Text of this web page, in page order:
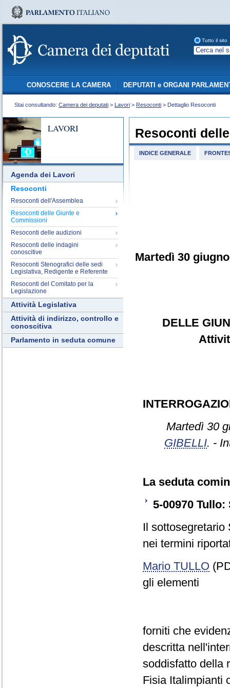
Tutto il sito
CONOSCERE LA CAMERA DEPUTATI e ORGANI
Stai consultando: Camera dei deputati > Lavori > Resoconti > Dettaglio Resoconti
LAVORI
Agenda dei Lavori
Resoconti
Resoconti dell'Assemblea
Resoconti delle Giunte e
Commissioni
Resoconti delle audizioni
Resoconti delle indagini
conoscitive
Resoconti Stenografici delle sedi
Legislativa, Redigente e Referente
Resoconti del Comitato per la
Legislazione
Attività Legislativa
Attività di indirizzo, controllo e
conoscitiva
Parlamento in seduta comune
Resoconti
INDICE GENERALE
Martedì 30
DELLE
Martedì 30
GIBELLI. -
La seduta
5-00970
Il sottosegretario
nei termini
Mario TULLO
gli elementi
forniti che
descritta
soddisfatto della
Fisia Italimpianti